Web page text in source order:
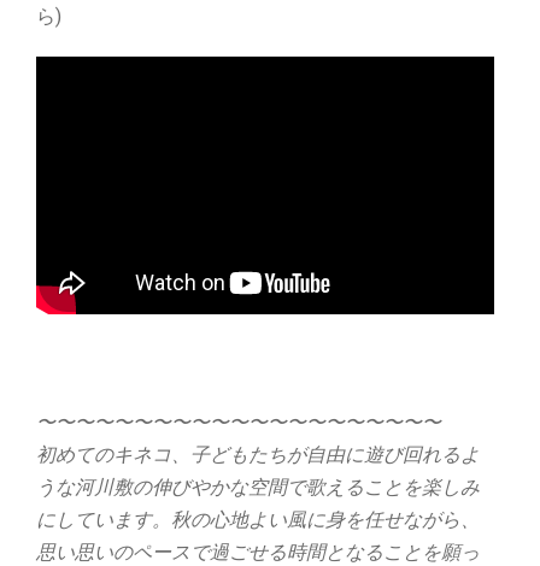
ら)
〜〜〜〜〜〜〜〜〜〜〜〜〜〜〜〜〜〜〜〜〜
初めてのキネコ、子どもたちが自由に遊び回れるよ
うな河川敷の伸びやかな空間で歌えることを楽しみ
にしています。秋の心地よい風に身を任せながら、
思い思いのペースで過ごせる時間となることを願っ